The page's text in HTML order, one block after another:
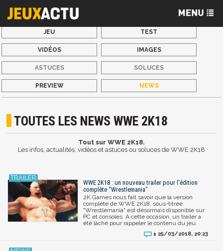
JEU TEST
VIDÉOS IMAGES
ASTUCES SOLUCES
PREVIEW NEWS
TOUTES LES NEWS WWE 2K18
Tout sur WWE 2K18.
Les infos, actualités, vidéos et astuces ou soluces de WWE 2K18
WWE 2K18 : un nouveau trailer pour l'édition
complète "Wrestlemania"
2K Games nous fait savoir que la version
complète de WWE 2K18, sous-titrée
"Wrestlemania" est désormais disponible sur
PC et consoles. A cette occasion, un trailer a
été lâché pour rappeler le contenu du jeu.
1 25/03/2018, 20:23